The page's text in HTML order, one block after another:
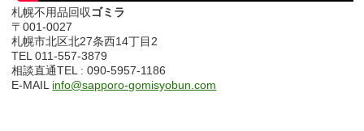
札幌不用品回収 ゴミラ
〒001-0027
札幌市北区北27条西14丁目2
TEL 011-557-3879
相談直通TEL : 090-5957-1186
E-MAIL info@sapporo-gomisyobun.com